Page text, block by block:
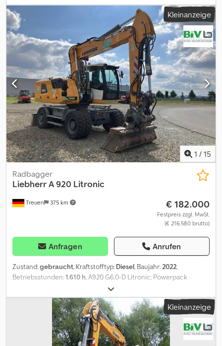
Abstützplanierschild hinten 2.750 mm breit; Zwillings-Bereifung
Liebherr EM 22 (290-90-20 PR 18); Vorwärmung Kraftstoff;
Fahrersitz Comfort; LED Scheinwerfer; Verstellausleger 5,40 m;
Löffelstiel 2,45 m; Hydraulik für Hammer, Scheren und Greifer;
Vorbereitung Straßenzulassung Deutschland; Schnellwechsler
LIKUFIX 48; Inkl. 2x Tieflöffel und 1x Grabenräumlöffel.
Dkjdpezqfazjfx Acmer = Weitere Informationen = Antrieb: Rad
Leergewicht: 20.500 kg Seriennummer: 1185/139265
Lieferbedingungen: EXW Produktionsland: DE Wenden Sie sich
an Frank Beck, um weitere Informationen zu erhalten.
Kleinanzeige
1 / 15
Treuen 375 km
Radbagger
LiebherrA 920 Litronic
€ 182.000
Festpreis zzgl. MwSt.
(€ 216.580 brutto)
Anfragen Anrufen
Zustand:gebraucht, Kraftstofftyp: Diesel, Baujahr:2022,
Betriebsstunden:1.610 h, A920 G6.0-D Litronic; Powerpack
Abgasstufe V; Rohrbruchsicherung Stielzylinder; LIDAT Hardware;
Abstützplanierschild hinten 2.550 mm breit; Zwillings-Bereifung
Liebherr EM 22 (290-90-20 PR 18); Vorwärmung Kraftstoff;
Fahrersitz Comfort; LED Scheinwerfer; Verstellausleger 5,40 m;
Löffelstiel 2,45 m; Vorbereitung für Straßenzulassung
Deutschland; Hydraulik für Hammer, Scheren und Greifer;
Kleinanzeige